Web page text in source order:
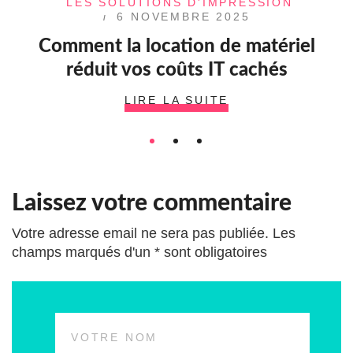
6 NOVEMBRE 2025
Comment la location de matériel
réduit vos coûts IT cachés
LIRE LA SUITE
Laissez votre commentaire
Votre adresse email ne sera pas publiée. Les
champs marqués d'un * sont obligatoires